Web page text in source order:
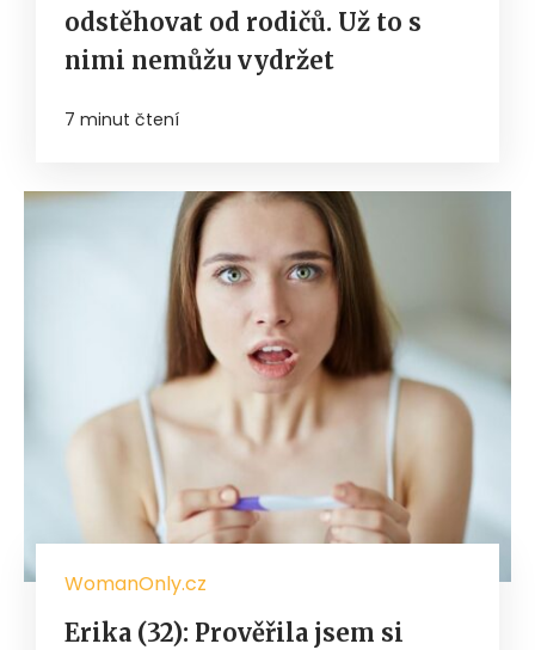
odstěhovat od rodičů. Už to s
nimi nemůžu vydržet
7 minut čtení
WomanOnly.cz
Erika (32): Prověřila jsem si